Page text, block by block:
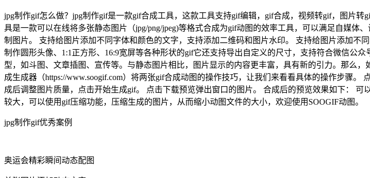
jpg制作gif怎么做？jpg制作gif是一款gif合成工具，这款工具支持gif编辑，gif合成，视频转gif，图片
具是一款可以在线将多张静态图片（jpg/png/jpeg)等格式合成为gif动图的效率工具，可以满足自媒
制图片。 支持给图片添加不同字体和颜色的文字，支持添加二维码和图片水印。 支持给图片添加
制作圆形头像、1:1正方形、16:9宽屏等各种形状的gif它还支持导出自定义的尺寸，支持符合微信公
型，如斗图、文章插图、宣传等。与静态图片相比，图片显示的内容更丰富，具有新的引力。那么
成生成器（https://www.soogif.com）将两张gif合成动图的操作技巧，让我们来看看具体的操作步骤
成后调整图片质量，点击开始生成gif。 点击下载预览弹出窗口的图片。 合成后的预览效果如下：
较大，可以使用gif压缩功能，压缩生成的图片，从而缩小动图文件的大小，欢迎使用SOOGIF动图。
jpg制作gif优秀案例